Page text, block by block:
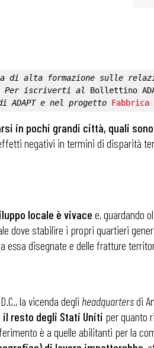
di alta formazione sulle
Per iscriverti al Bollettino
ADAPT e nel progetto
in pochi grandi città, quali
negativi in termini di disparità
locale è vivace e, guardando
dove stabilire i propri quartieri
essa disegnate e delle fratture
la vicenda degli headquartersdi
resto degli Stati Uniti per quanto
è a quelle abilitanti per la